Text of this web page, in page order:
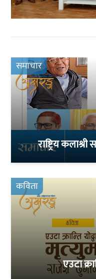
समाचार
राष्ट्रिय
कविता
एउटा